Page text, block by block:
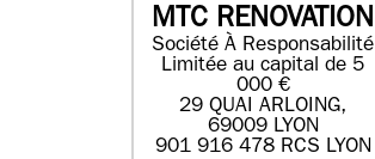
MTC RENOVATION
Société À Responsabilité
Limitée au capital de 5
000 €
29 QUAI ARLOING,
69009 LYON
901 916 478 RCS LYON